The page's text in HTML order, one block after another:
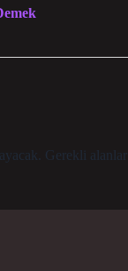
Gerekli alanlar